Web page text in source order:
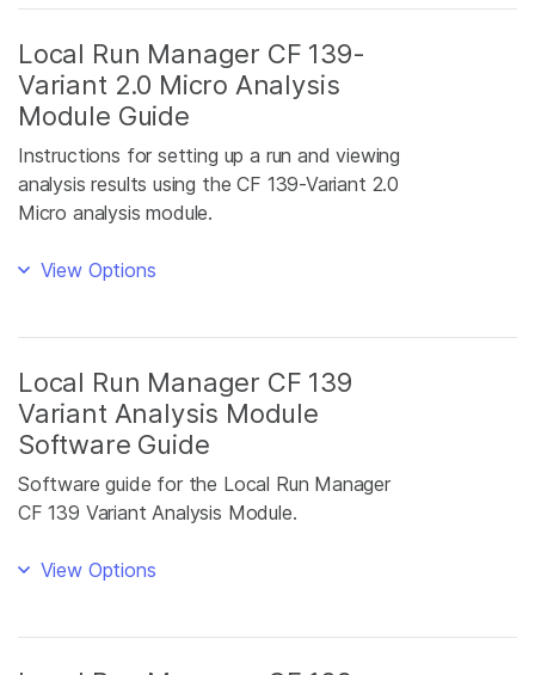
Local Run Manager CF 139-
Variant 2.0 Micro Analysis
Module Guide
Instructions for setting up a run and viewing
analysis results using the CF 139-Variant 2.0
Micro analysis module.
View Options
Local Run Manager CF 139
Variant Analysis Module
Software Guide
Software guide for the Local Run Manager
CF 139 Variant Analysis Module.
View Options